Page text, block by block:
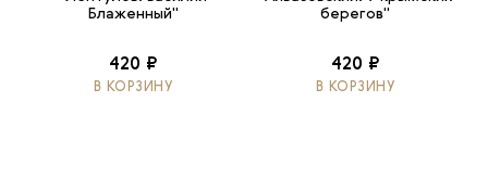
Блаженный"
420 ₽
В КОРЗИНУ
берегов"
420 ₽
В КОРЗИНУ